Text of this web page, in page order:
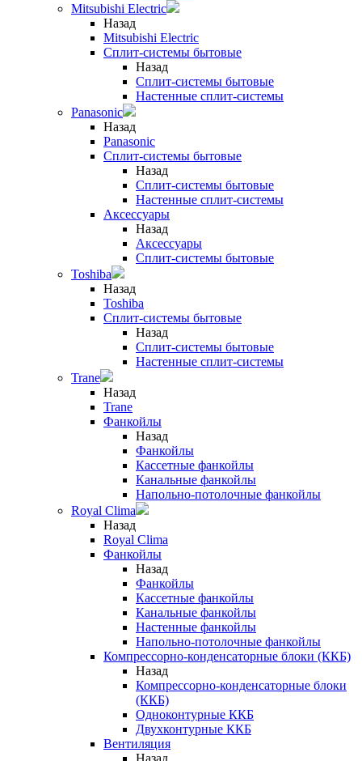
Mitsubishi Electric
Назад
Mitsubishi Electric
Сплит-системы бытовые
Назад
Сплит-системы бытовые
Настенные сплит-системы
Panasonic
Назад
Panasonic
Сплит-системы бытовые
Назад
Сплит-системы бытовые
Настенные сплит-системы
Аксессуары
Назад
Аксессуары
Сплит-системы бытовые
Toshiba
Назад
Toshiba
Сплит-системы бытовые
Назад
Сплит-системы бытовые
Настенные сплит-системы
Trane
Назад
Trane
Фанкойлы
Назад
Фанкойлы
Кассетные фанкойлы
Канальные фанкойлы
Напольно-потолочные фанкойлы
Royal Clima
Назад
Royal Clima
Фанкойлы
Назад
Фанкойлы
Кассетные фанкойлы
Канальные фанкойлы
Настенные фанкойлы
Напольно-потолочные фанкойлы
Компрессорно-конденсаторные блоки (ККБ)
Назад
Компрессорно-конденсаторные блоки
(ККБ)
Одноконтурные ККБ
Двухконтурные ККБ
Вентиляция
Назад